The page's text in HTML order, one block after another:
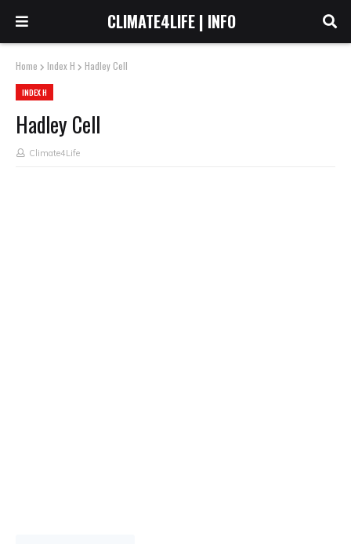
CLIMATE4LIFE | INFO
Home Index H Hadley Cell
INDEX H
Hadley Cell
Climate4Life